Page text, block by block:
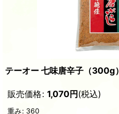
テーオー 七味唐辛子（300g）
販売価格: 1,070円(税込)
重み: 360